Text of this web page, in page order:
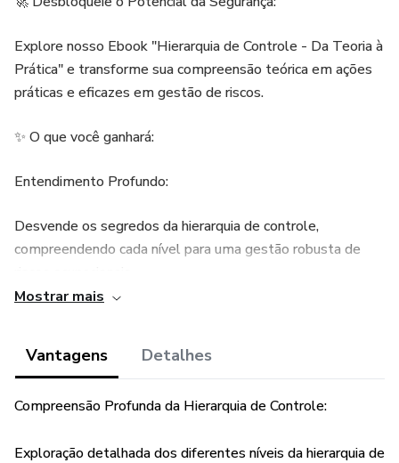
Explore nosso Ebook "Hierarquia de Controle - Da Teoria à
Prática" e transforme sua compreensão teórica em ações
práticas e eficazes em gestão de riscos.
✨ O que você ganhará:
Entendimento Profundo:
Desvende os segredos da hierarquia de controle,
compreendendo cada nível para uma gestão robusta de
Descubra estratégias claras e implementáveis para
traduzir teoria em prática, elevando a segurança no local de
trabalho.
Estudos de Caso Reais:
Mostrar mais
Vantagens Detalhes
Compreensão Profunda da Hierarquia de Controle:
Exploração detalhada dos diferentes níveis da hierarquia de